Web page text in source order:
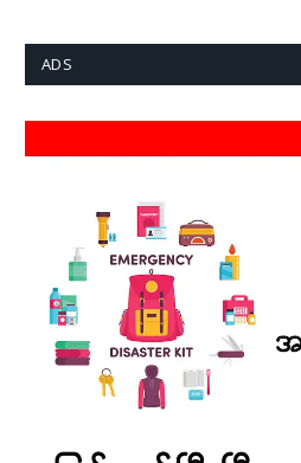
ADS